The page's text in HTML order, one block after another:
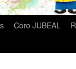
Coro JUBEAL